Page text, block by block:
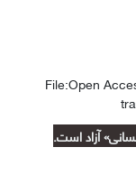
آزاد است.